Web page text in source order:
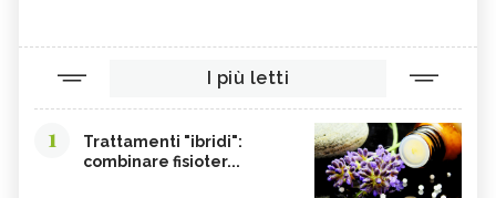
I più letti
1
Trattamenti "ibridi":
combinare fisioter...